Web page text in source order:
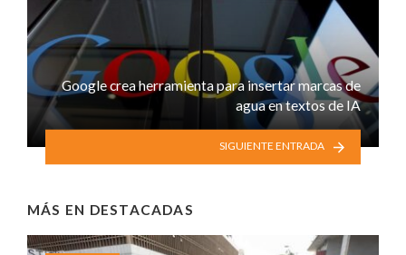
Google crea herramienta para insertar marcas de
agua en textos de IA
SIGUIENTE ENTRADA
MÁS EN DESTACADAS